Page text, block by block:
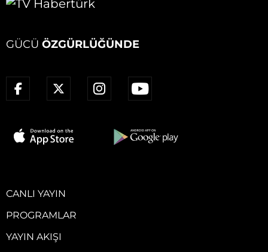
GÜCÜ ÖZGÜRLÜĞÜNDE
CANLI YAYIN
PROGRAMLAR
YAYIN AKIŞI